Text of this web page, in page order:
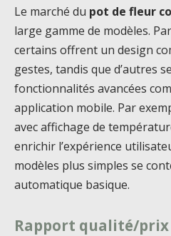
Le marché du pot de fleur
large gamme de modèles.
certains offrent un design
gestes, tandis que d’autres
fonctionnalités avancées
application mobile. Par
avec affichage de
enrichir l’expérience
modèles plus simples se
automatique basique.
Rapport qualité/prix